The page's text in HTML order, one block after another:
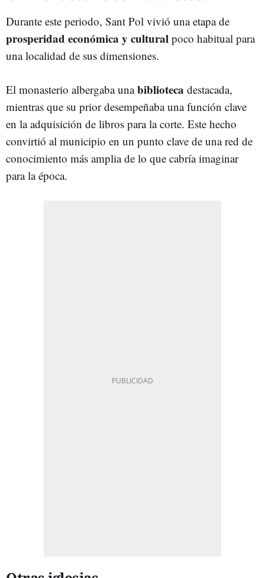
Durante este periodo, Sant Pol vivió una etapa de
prosperidad económica y cultural poco habitual para
una localidad de sus dimensiones.
El monasterio albergaba unabiblioteca destacada,
mientras que su prior desempeñaba una función clave
en la adquisición de libros para la corte. Este hecho
convirtió al municipio en un punto clave de una red de
conocimiento más amplia de lo que cabría imaginar
para la época.